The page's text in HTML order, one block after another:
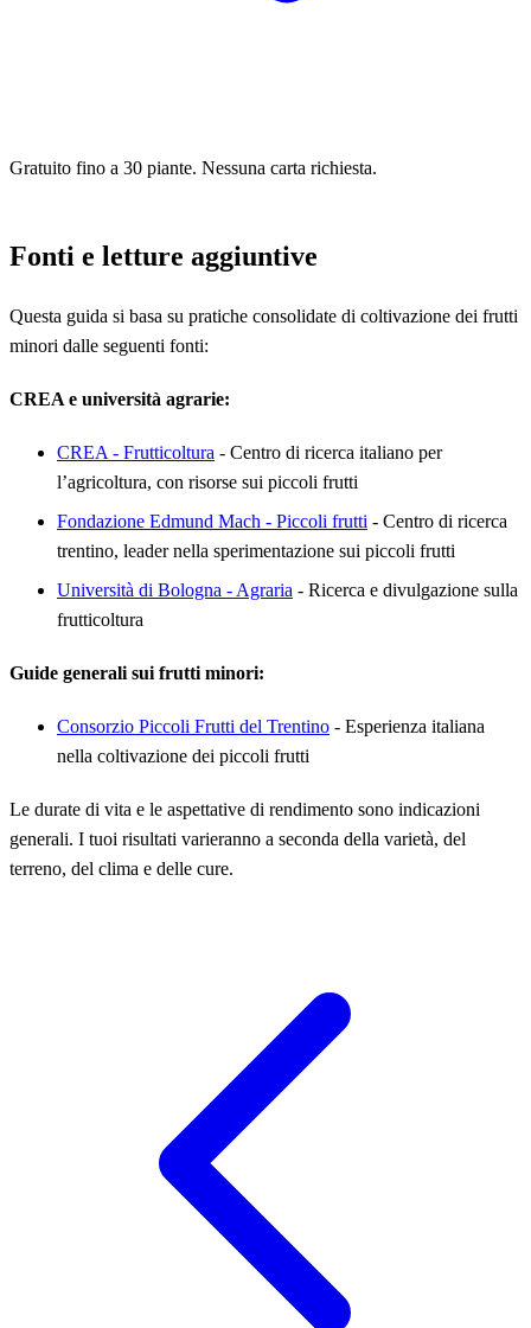
Gratuito fino a 30 piante. Nessuna carta richiesta.
Fonti e letture aggiuntive
Questa guida si basa su pratiche consolidate di coltivazione dei frutti
minori dalle seguenti fonti:
CREA e università agrarie:
CREA - Frutticoltura - Centro di ricerca italiano per
l’agricoltura, con risorse sui piccoli frutti
Fondazione Edmund Mach - Piccoli frutti - Centro di ricerca
trentino, leader nella sperimentazione sui piccoli frutti
Università di Bologna - Agraria - Ricerca e divulgazione sulla
frutticoltura
Guide generali sui frutti minori:
Consorzio Piccoli Frutti del Trentino - Esperienza italiana
nella coltivazione dei piccoli frutti
Le durate di vita e le aspettative di rendimento sono indicazioni
generali. I tuoi risultati varieranno a seconda della varietà, del
terreno, del clima e delle cure.